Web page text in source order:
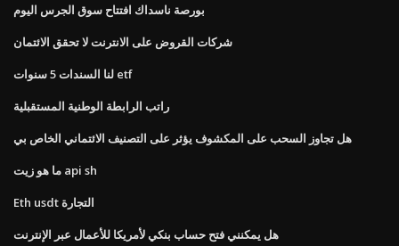
بورصة ناسداك افتتاح سوق الجرس اليوم
شركات القروض على الانترنت لا تحقق الائتمان
لنا السندات 5 سنوات etf
راتب الرابطة الوطنية المستقبلية
هل تجاوز السحب على المكشوف يؤثر على التصنيف الائتماني الخاص بي
ما هو زيت api sh
Eth usdt التجارة
هل يمكنني فتح حساب بنكي لأمريكا للأعمال عبر الإنترنت